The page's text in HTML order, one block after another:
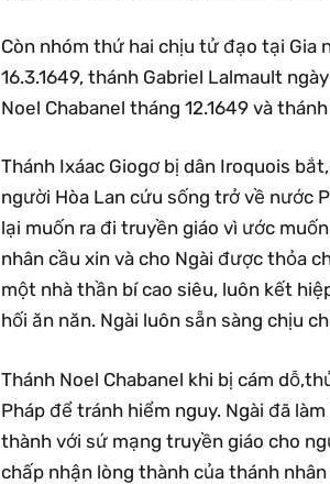
Còn nhóm thứ hai chịu tử đạo tại Gia
16.3.1649, thánh Gabriel Lalmault
Noel Chabanel tháng 12.1649 và
Thánh Ixáac Giogơ bị dân Iroquois
người Hòa Lan cứu sống trở về nước
lại muốn ra đi truyền giáo vì ước
nhân cầu xin và cho Ngài được thỏa
một nhà thần bí cao siêu, luôn kết
hối ăn năn. Ngài luôn sẵn sàng chịu
Thánh Noel Chabanel khi bị cám
Pháp để tránh hiểm nguy. Ngài đã
thành với sứ mạng truyền giáo cho
chấp nhận lòng thành của thánh